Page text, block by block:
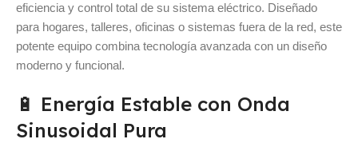
eficiencia y control total de su sistema eléctrico. Diseñado
para hogares, talleres, oficinas o sistemas fuera de la red, este
potente equipo combina tecnología avanzada con un diseño
moderno y funcional.
🔋 Energía Estable con Onda
Sinusoidal Pura